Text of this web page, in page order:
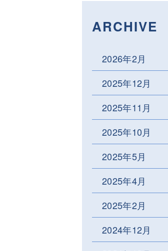
ARCHIVE
2026年2月
2025年12月
2025年11月
2025年10月
2025年5月
2025年4月
2025年2月
2024年12月